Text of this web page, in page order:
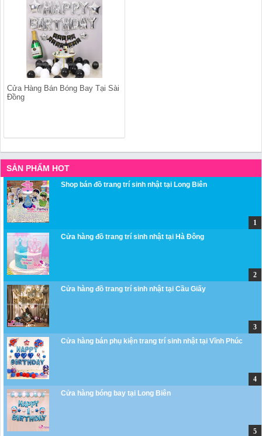
Cửa Hàng Bán Bóng Bay Tại Sài
Đồng
SẢN PHẨM HOT
Shop bán đồ trang trí sinh nhật tại Long Biên
Cửa hàng đồ trang trí sinh nhật tại Hà Đông
Cửa hàng đồ trang trí sinh nhật tại Cầu Giấy
Cửa hàng bán phụ kiện trang trí sinh nhật tại Vĩnh Phúc
Cửa hàng bóng bay tại Long Biên